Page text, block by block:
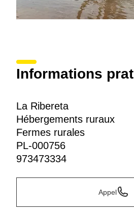
Informations
La Ribereta
Hébergements ruraux
Fermes rurales
PL-000756
973473334
Appel